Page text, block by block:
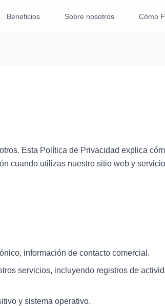
Beneficios Sobre nosotros Cómo
Esta Política de Privacidad explica
cuando utilizas nuestro sitio web y
información de contacto comercial.
servicios, incluyendo registros de
y sistema operativo.